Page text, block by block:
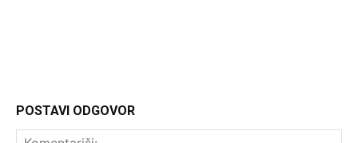
POSTAVI ODGOVOR